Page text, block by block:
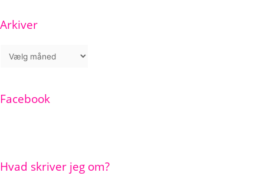
Arkiver
Facebook
Hvad skriver jeg om?